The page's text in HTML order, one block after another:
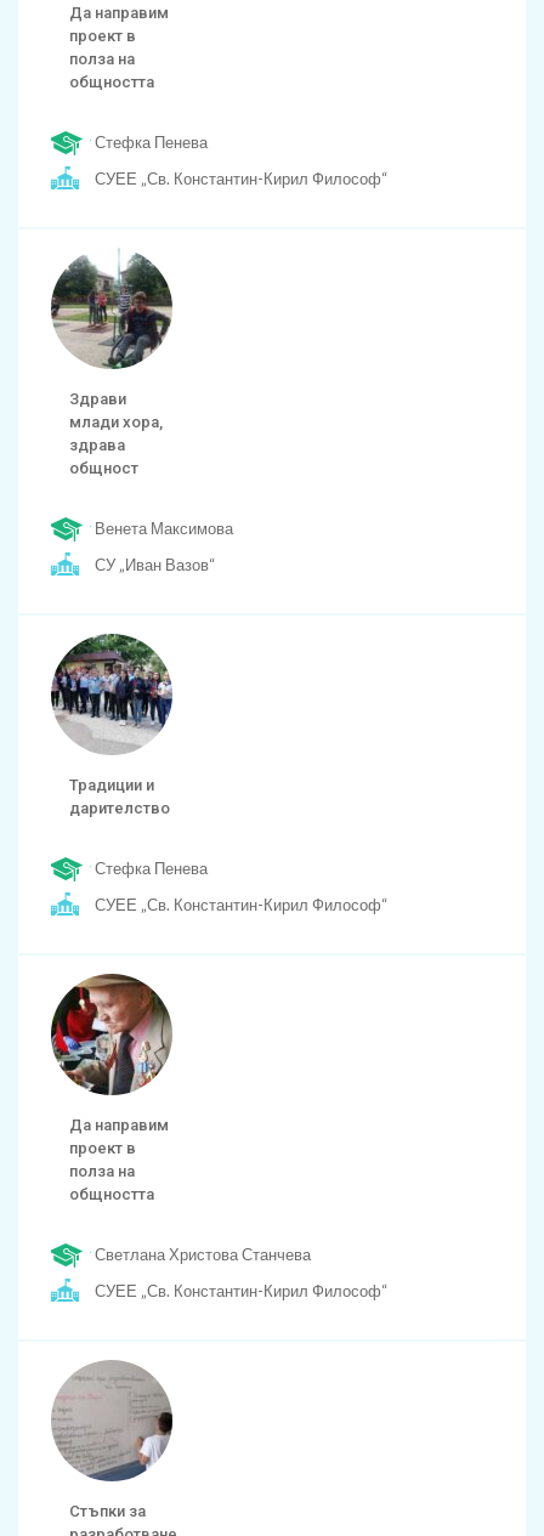
Да направим
проект в
полза на
общността
Стефка Пенева
СУЕЕ „Св. Константин-Кирил Философ“
Здрави
млади хора,
здрава
общност
Венета Максимова
СУ „Иван Вазов“
Традиции и
дарителство
Стефка Пенева
СУЕЕ „Св. Константин-Кирил Философ“
Да направим
проект в
полза на
общността
Светлана Христова Станчева
СУЕЕ „Св. Константин-Кирил Философ“
Стъпки за